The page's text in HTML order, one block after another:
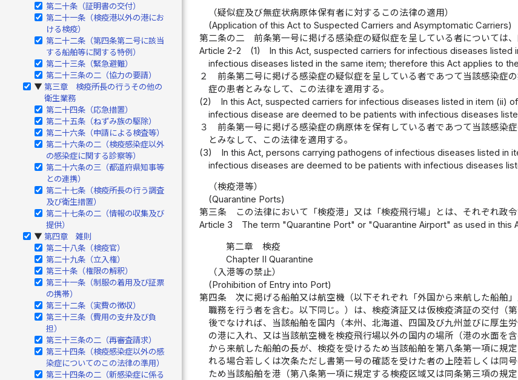
第二十条（証明書の交付）
第二十一条（検疫港以外の港にお
ける検疫）
第二十二条（第四条第二号に該当
する船舶等に関する特例）
第二十三条（緊急避難）
第二十三条の二（協力の要請）
▶ 第三章 検疫所長の行うその他の
衛生業務
第二十四条（応急措置）
第二十五条（ねずみ族の駆除）
第二十六条（申請による検査等）
第二十六条の二（検疫感染症以外
の感染症に関する診察等）
第二十六条の三（都道府県知事等
との連携）
第二十七条（検疫所長の行う調査
及び衛生措置）
第二十七条の二（情報の収集及び
提供）
▶ 第四章 雑則
第二十八条（検疫官）
第二十九条（立入権）
第三十条（権限の解釈）
第三十一条（制服の着用及び証票
の携帯）
第三十二条（実費の徴収）
第三十三条（費用の支弁及び負
担）
第三十三条の二（再審査請求）
第三十四条（検疫感染症以外の感
染症についてのこの法律の準用）
第三十四条の二（新感染症に係る
（疑似症及び無症状病原体保有者に対するこの法律の適用）
(Application of this Act to Suspected Carriers and Asymptomatic Carriers)
第二条の二
前条第一号に掲げる感染症の疑似症を呈している者については
Article 2-2
(1)
In this Act, suspected carriers for infectious diseases
infectious diseases listed in the same item; therefore this Act applies to
２
前条第二号に掲げる感染症の疑似症を呈している者であつて当該感染症
症の患者とみなして、この法律を適用する。
(2)
In this Act, suspected carriers for infectious diseases listed in item (ii)
infectious disease are deemed to be patients with infectious diseases
３
前条第一号に掲げる感染症の病原体を保有している者であつて当該感染
とみなして、この法律を適用する。
(3)
In this Act, persons carrying pathogens of infectious diseases listed in
infectious diseases are deemed to be patients with infectious diseases
（検疫港等）
(Quarantine Ports)
第三条
この法律において「検疫港」又は「検疫飛行場」とは、それぞれ政
Article 3
The term "Quarantine Port" or "Quarantine Airport" as used in
第二章 検疫
Chapter II Quarantine
（入港等の禁止）
(Prohibition of Entry into Port)
第四条
次に掲げる船舶又は航空機（以下それぞれ「外国から来航した船舶
職務を行う者を含む。以下同じ。）は、検疫済証又は仮検疫済証の交付（
後でなければ、当該船舶を国内（本州、北海道、四国及び九州並びに厚生
の港に入れ、又は当該航空機を検疫飛行場以外の国内の場所（港の水面を
から来航した船舶の長が、検疫を受けるため当該船舶を第八条第一項に規
れる場合若しくは次条ただし書第一号の確認を受けた者の上陸若しくは同
ため当該船舶を港（第八条第一項に規定する検疫区域又は同条第三項の規